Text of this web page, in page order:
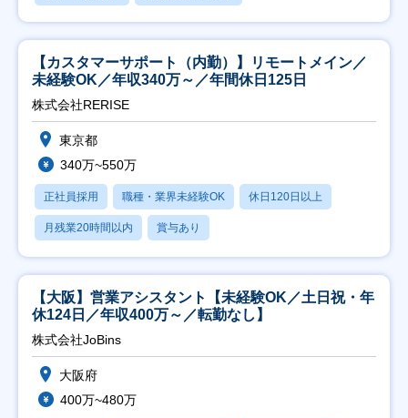
【カスタマーサポート（内勤）】リモートメイン／
未経験OK／年収340万～／年間休日125日
株式会社RERISE
東京都
340万~550万
正社員採用 職種・業界未経験OK 休日120日以上
月残業20時間以内 賞与あり
【大阪】営業アシスタント【未経験OK／土日祝・年
休124日／年収400万～／転勤なし】
株式会社JoBins
大阪府
400万~480万